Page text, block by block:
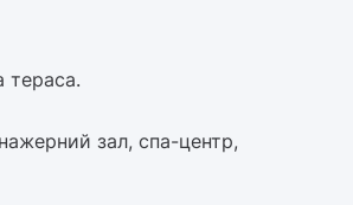
тераса.
зал, спа-центр,